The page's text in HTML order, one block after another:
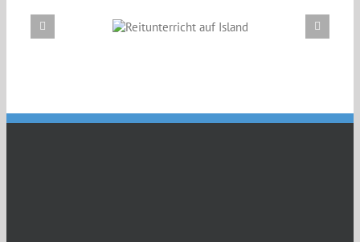
auf
Erzählabende mit Eve Barmettler und Ewald